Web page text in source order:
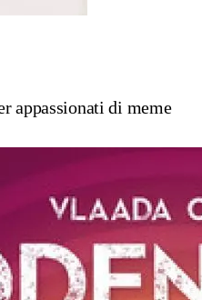
appassionati di meme